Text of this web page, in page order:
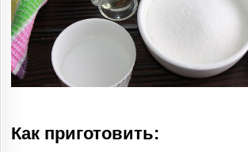
Как приготовить: